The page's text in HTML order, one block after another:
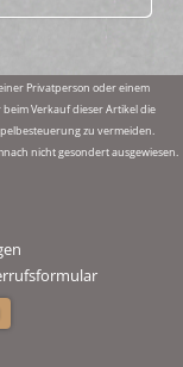
Privatperson oder einem
Verkauf dieser Artikel die
zu vermeiden.
nicht gesondert ausgewiesen.